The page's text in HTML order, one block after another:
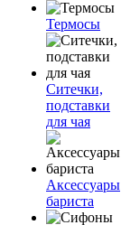
Термосы
Ситечки,
подставки
для чая
Аксессуары
бариста